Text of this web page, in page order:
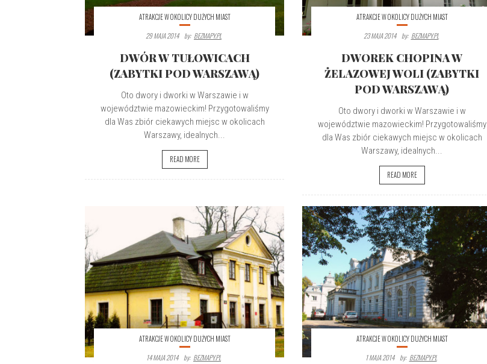
ATRAKCJE W OKOLICY DUŻYCH MIAST
29 MAJA 2014 By: BEZMAPY.PL
DWÓR W TUŁOWICACH
(ZABYTKI POD WARSZAWĄ)
Oto dwory i dworki w Warszawie i w
województwie mazowieckim! Przygotowaliśmy
dla Was zbiór ciekawych miejsc w okolicach
Warszawy, idealnych...
READ MORE
ATRAKCJE W OKOLICY DUŻYCH MIAST
23 MAJA 2014 By: BEZMAPY.PL
DWOREK CHOPINA W
ŻELAZOWEJ WOLI (ZABYTKI
POD WARSZAWĄ)
Oto dwory i dworki w Warszawie i w
województwie mazowieckim! Przygotowaliśmy
dla Was zbiór ciekawych miejsc w okolicach
Warszawy, idealnych...
READ MORE
ATRAKCJE W OKOLICY DUŻYCH MIAST
14 MAJA 2014
By: BEZMAPY.PL
ATRAKCJE W OKOLICY DUŻYCH MIAST
1 MAJA 2014
By: BEZMAPY.PL